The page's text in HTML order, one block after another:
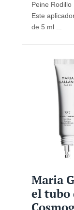
Peine
Este
de 5 ml ...
Maria
el tubo